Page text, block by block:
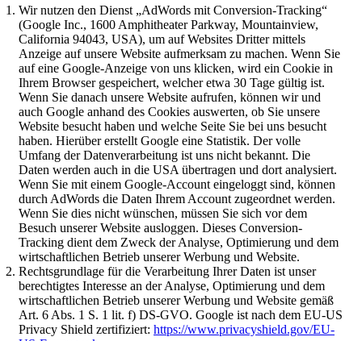
Wir nutzen den Dienst „AdWords mit Conversion-Tracking“
(Google Inc., 1600 Amphitheater Parkway, Mountainview,
California 94043, USA), um auf Websites Dritter mittels
Anzeige auf unsere Website aufmerksam zu machen. Wenn Sie
auf eine Google-Anzeige von uns klicken, wird ein Cookie in
Ihrem Browser gespeichert, welcher etwa 30 Tage gültig ist.
Wenn Sie danach unsere Website aufrufen, können wir und
auch Google anhand des Cookies auswerten, ob Sie unsere
Website besucht haben und welche Seite Sie bei uns besucht
haben. Hierüber erstellt Google eine Statistik. Der volle
Umfang der Datenverarbeitung ist uns nicht bekannt. Die
Daten werden auch in die USA übertragen und dort analysiert.
Wenn Sie mit einem Google-Account eingeloggt sind, können
durch AdWords die Daten Ihrem Account zugeordnet werden.
Wenn Sie dies nicht wünschen, müssen Sie sich vor dem
Besuch unserer Website ausloggen. Dieses Conversion-
Tracking dient dem Zweck der Analyse, Optimierung und dem
wirtschaftlichen Betrieb unserer Werbung und Website.
Rechtsgrundlage für die Verarbeitung Ihrer Daten ist unser
berechtigtes Interesse an der Analyse, Optimierung und dem
wirtschaftlichen Betrieb unserer Werbung und Website gemäß
Art. 6 Abs. 1 S. 1 lit. f) DS-GVO. Google ist nach dem EU-US
Privacy Shield zertifiziert: https://www.privacyshield.gov/EU-